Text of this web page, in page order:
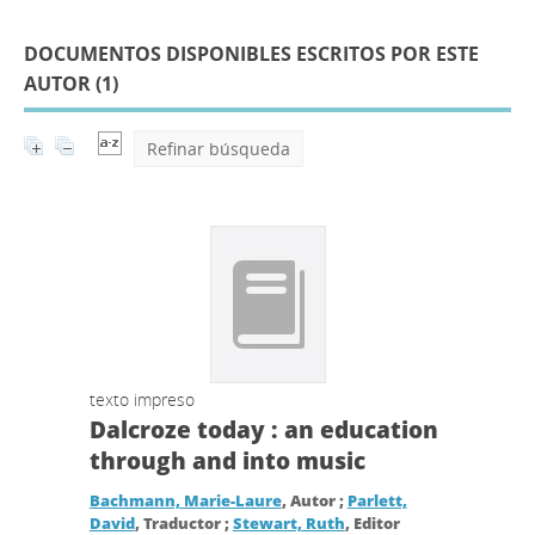
DOCUMENTOS DISPONIBLES ESCRITOS POR ESTE
AUTOR (1)
Refinar búsqueda
texto impreso
Dalcroze today : an education
through and into music
Bachmann, Marie-Laure, Autor ; Parlett,
David, Traductor ;Stewart, Ruth, Editor